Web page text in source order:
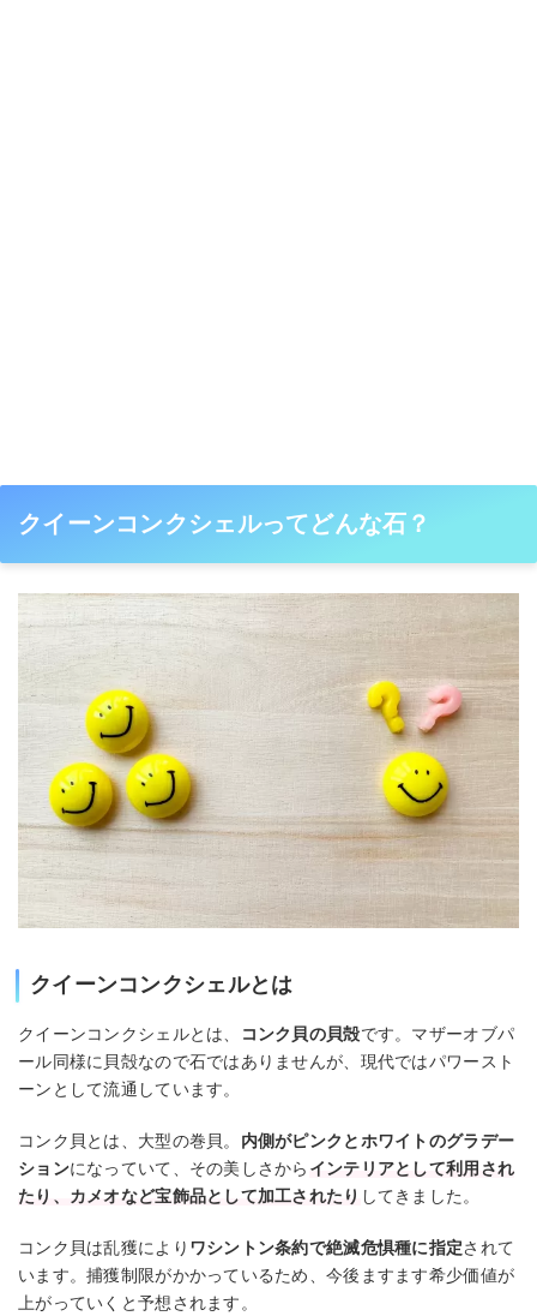
クイーンコンクシェルってどんな石？
クイーンコンクシェルとは
クイーンコンクシェルとは、 コンク貝の貝殻です。マザーオブパ
ール同様に貝殻なので石ではありませんが、現代ではパワースト
ーンとして流通しています。
コンク貝とは、大型の巻貝。 内側がピンクとホワイトのグラデー
ションになっていて、その美しさから インテリアとして利用され
たり、カメオなど宝飾品として加工されたり してきました。
コンク貝は乱獲により ワシントン条約で絶滅危惧種に指定されて
います。捕獲制限がかかっているため、今後ますます希少価値が
上がっていくと予想されます。